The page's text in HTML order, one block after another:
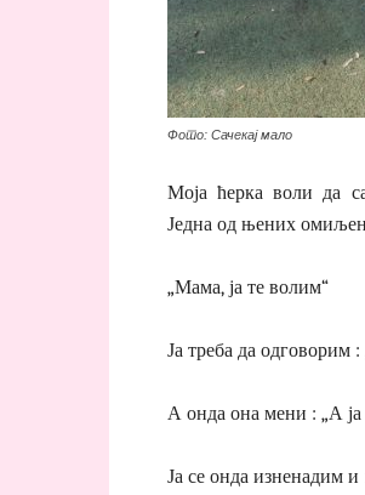
Фото: Сачекај мало
Моја ћерка воли да
Једна од њених
„Мама, ја те волим“
Ја треба да одговорим :
А онда она мени : „А
Ја се онда изненадим и